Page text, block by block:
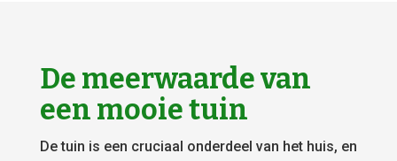
De meerwaarde van
een mooie tuin
De tuin is een cruciaal onderdeel van het huis, en